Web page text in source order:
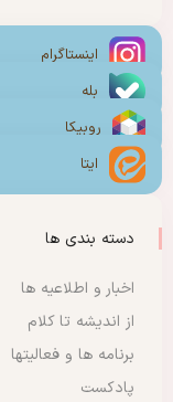
اینستاگرام
بله
روبیکا
ایتا
دسته بندی ها
اخبار و اطلاعیه ها
از اندیشه تا کلام
برنامه ها و فعالیتها
پادکست